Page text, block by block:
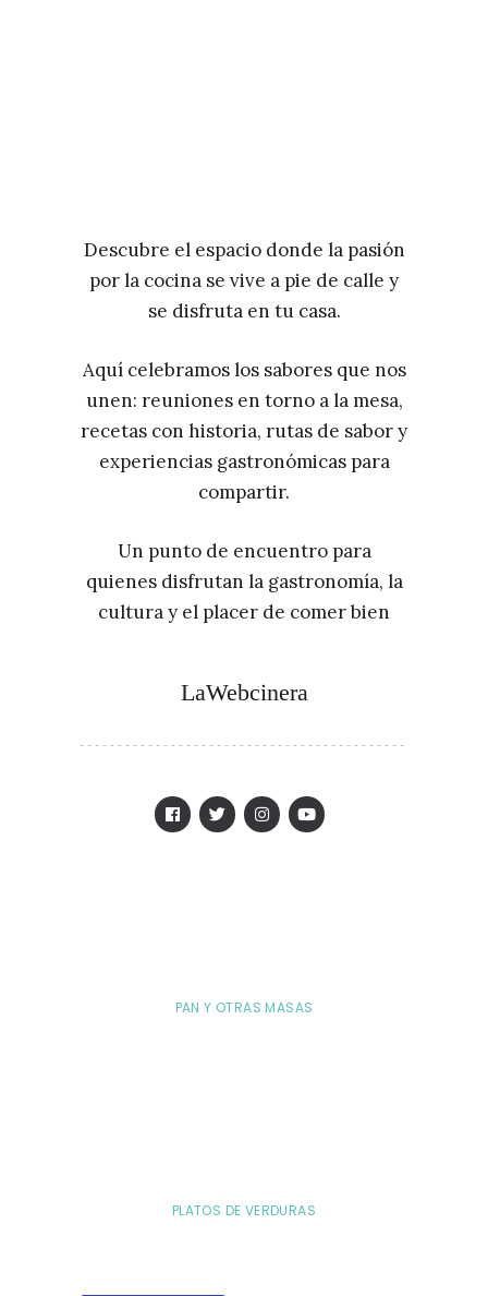
Descubre el espacio donde la pasión
por la cocina se vive a pie de calle y
se disfruta en tu casa.
Aquí celebramos los sabores que nos
unen: reuniones en torno a la mesa,
recetas con historia, rutas de sabor y
experiencias gastronómicas para
compartir.
Un punto de encuentro para
quienes disfrutan la gastronomía, la
cultura y el placer de comer bien
LaWebcinera
PAN Y OTRAS MASAS
PLATOS DE VERDURAS